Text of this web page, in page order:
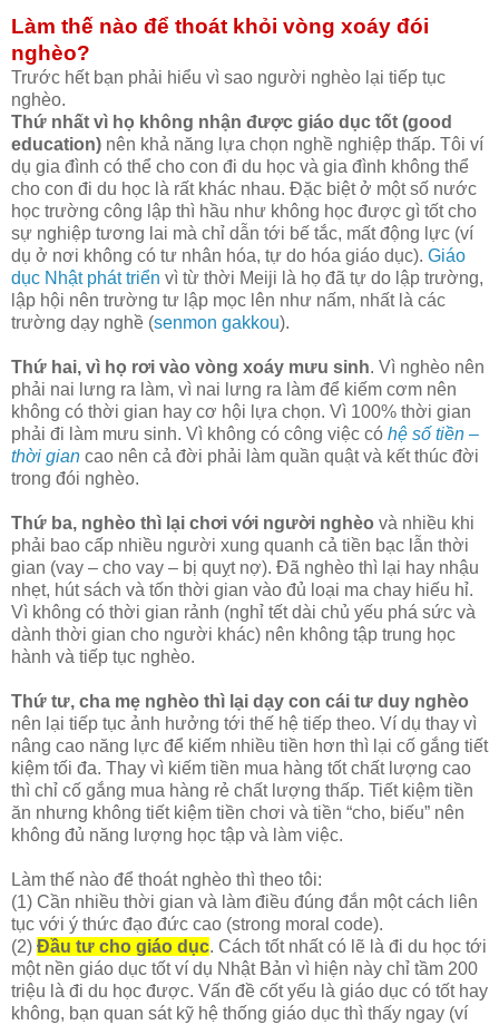
Làm thế nào để thoát khỏi vòng xoáy đói
nghèo?
Trước hết bạn phải hiểu vì sao người nghèo lại tiếp tục
nghèo.
Thứ nhất vì họ không nhận được giáo dục tốt (good
education) nên khả năng lựa chọn nghề nghiệp thấp. Tôi ví
dụ gia đình có thể cho con đi du học và gia đình không thể
cho con đi du học là rất khác nhau. Đặc biệt ở một số nước
học trường công lập thì hầu như không học được gì tốt cho
sự nghiệp tương lai mà chỉ dẫn tới bế tắc, mất động lực (ví
dụ ở nơi không có tư nhân hóa, tự do hóa giáo dục). Giáo
dục Nhật phát triển vì từ thời Meiji là họ đã tự do lập trường,
lập hội nên trường tư lập mọc lên như nấm, nhất là các
trường dạy nghề (senmon gakkou).
Thứ hai, vì họ rơi vào vòng xoáy mưu sinh. Vì nghèo nên
phải nai lưng ra làm, vì nai lưng ra làm để kiếm cơm nên
không có thời gian hay cơ hội lựa chọn. Vì 100% thời gian
phải đi làm mưu sinh. Vì không có công việc có hệ số tiền –
thời gian cao nên cả đời phải làm quần quật và kết thúc đời
trong đói nghèo.
Thứ ba, nghèo thì lại chơi với người nghèo và nhiều khi
phải bao cấp nhiều người xung quanh cả tiền bạc lẫn thời
gian (vay – cho vay – bị quỵt nợ). Đã nghèo thì lại hay nhậu
nhẹt, hút sách và tốn thời gian vào đủ loại ma chay hiếu hỉ.
Vì không có thời gian rảnh (nghỉ tết dài chủ yếu phá sức và
dành thời gian cho người khác) nên không tập trung học
hành và tiếp tục nghèo.
Thứ tư, cha mẹ nghèo thì lại dạy con cái tư duy nghèo
nên lại tiếp tục ảnh hưởng tới thế hệ tiếp theo. Ví dụ thay vì
nâng cao năng lực để kiếm nhiều tiền hơn thì lại cố gắng tiết
kiệm tối đa. Thay vì kiếm tiền mua hàng tốt chất lượng cao
thì chỉ cố gắng mua hàng rẻ chất lượng thấp. Tiết kiệm tiền
ăn nhưng không tiết kiệm tiền chơi và tiền “cho, biếu” nên
không đủ năng lượng học tập và làm việc.
Làm thế nào để thoát nghèo thì theo tôi:
(1) Cần nhiều thời gian và làm điều đúng đắn một cách liên
tục với ý thức đạo đức cao (strong moral code).
(2) Đầu tư cho giáo dục. Cách tốt nhất có lẽ là đi du học tới
một nền giáo dục tốt ví dụ Nhật Bản vì hiện này chỉ tầm 200
triệu là đi du học được. Vấn đề cốt yếu là giáo dục có tốt hay
không, bạn quan sát kỹ hệ thống giáo dục thì thấy ngay (ví